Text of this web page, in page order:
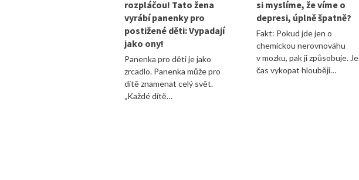
rozpláčou! Tato žena
vyrábí panenky pro
postižené děti: Vypadají
jako ony!
Panenka pro děti je jako
zrcadlo. Panenka může pro
dítě znamenat celý svět.
„Každé dítě…
si myslíme, že víme o
depresi, úplně špatně?
Fakt: Pokud jde jen o
chemickou nerovnováhu
v mozku, pak ji způsobuje. Je
čas vykopat hlouběji…